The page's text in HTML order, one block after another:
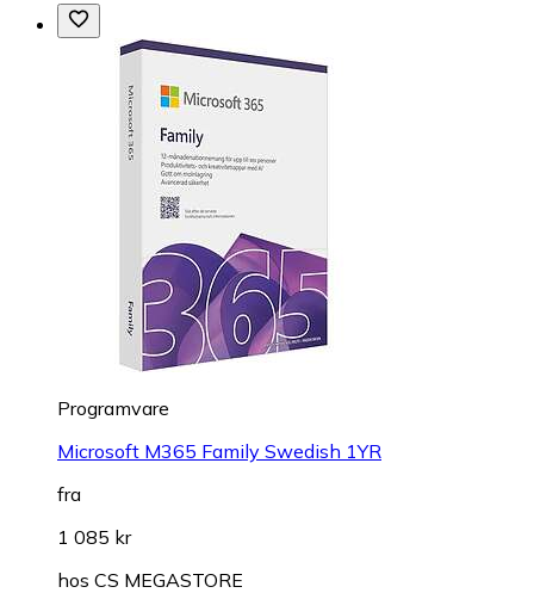
Programvare
Microsoft M365 Family Swedish 1YR
fra
1 085 kr
hos CS MEGASTORE